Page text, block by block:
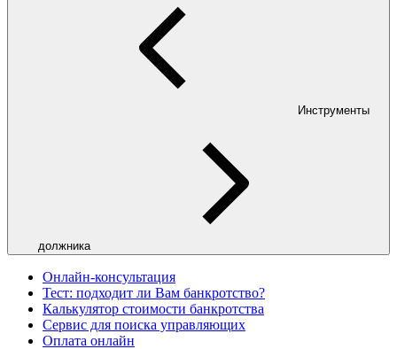
Инструменты
должника
Онлайн-консультация
Тест: подходит ли Вам банкротство?
Калькулятор стоимости банкротства
Сервис для поиска управляющих
Оплата онлайн